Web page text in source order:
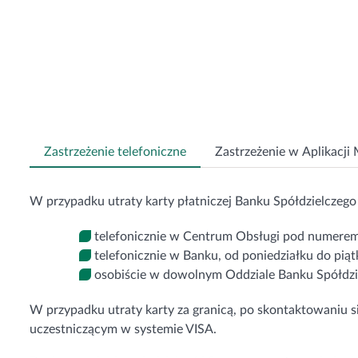
Zastrzeżenie telefoniczne Zastrzeżenie w Aplikacji
W przypadku utraty karty płatniczej Banku
telefonicznie w Centrum Obsługi pod
telefonicznie w Banku, od poniedziałku do
osobiście w dowolnym Oddziale Banku
W przypadku utraty karty za granicą, po skontaktowaniu
uczestniczącym w systemie VISA.